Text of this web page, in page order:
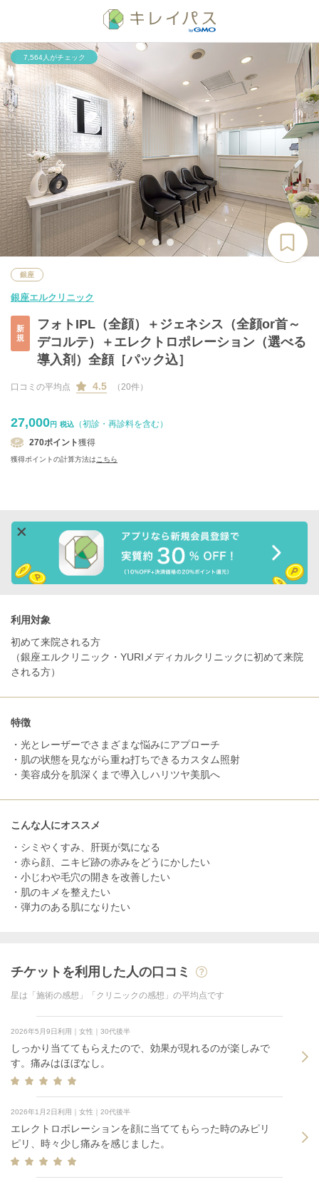
7,564人がチェック
銀座
銀座エルクリニック
新
規
フォトIPL（全顔）＋ジェネシス（全顔or首～
デコルテ）＋エレクトロポレーション（選べる
導入剤）全顔［パック込］
口コミの平均点 4.5 （20件）
27,000円 税込
（初診・再診料を含む）
270ポイント獲得
獲得ポイントの計算方法はこちら
利用対象
初めて来院される方
（銀座エルクリニック・YURIメディカルクリニックに初めて来院
される方）
特徴
・光とレーザーでさまざまな悩みにアプローチ
・肌の状態を見ながら重ね打ちできるカスタム照射
・美容成分を肌深くまで導入しハリツヤ美肌へ
こんな人にオススメ
・シミやくすみ、肝斑が気になる
・赤ら顔、ニキビ跡の赤みをどうにかしたい
・小じわや毛穴の開きを改善したい
・肌のキメを整えたい
・弾力のある肌になりたい
チケットを利用した人の口コミ
星は「施術の感想」「クリニックの感想」の平均点です
2026年5月9日利用｜女性｜30代後半
しっかり当ててもらえたので、効果が現れるのが楽しみで
す。痛みはほぼなし。
2026年1月2日利用｜女性｜20代後半
エレクトロポレーションを顔に当ててもらった時のみピリ
ピリ、時々少し痛みを感じました。